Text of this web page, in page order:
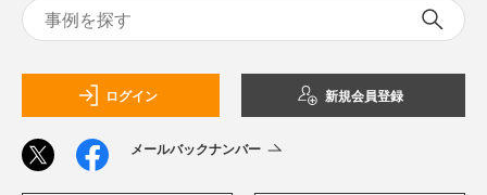
ログイン 新規会員登録
メールバックナンバー